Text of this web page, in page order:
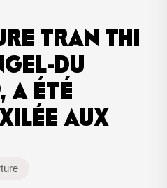
TRAN THI
DU
A ÉTÉ
AUX